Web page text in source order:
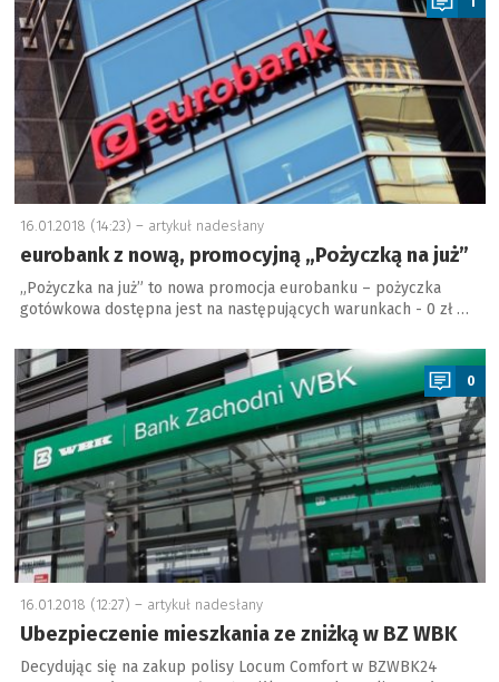
16.01.2018 (14:23) – artykuł nadesłany
eurobank z nową, promocyjną „Pożyczką na już”
„Pożyczka na już” to nowa promocja eurobanku – pożyczka
gotówkowa dostępna jest na następujących warunkach - 0 zł …
a
0
16.01.2018 (12:27) – artykuł nadesłany
Ubezpieczenie mieszkania ze zniżką w BZ WBK
Decydując się na zakup polisy Locum Comfort w BZWBK24